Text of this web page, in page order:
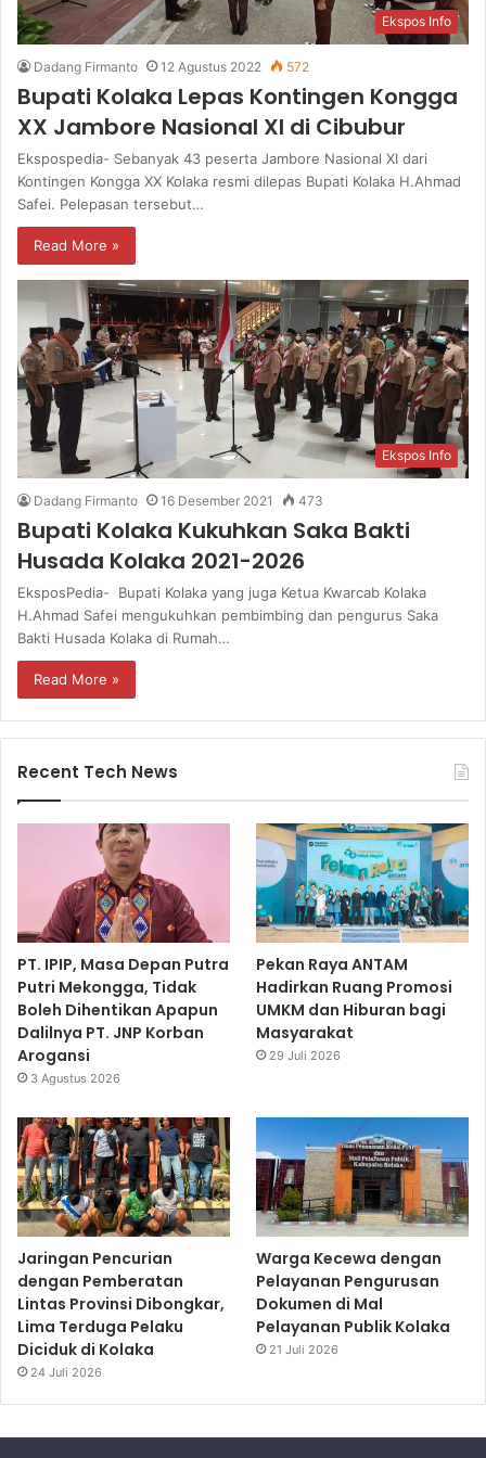
Ekspos Info
Dadang Firmanto 12 Agustus 2022 572
Bupati Kolaka Lepas Kontingen Kongga
XX Jambore Nasional XI di Cibubur
Ekspospedia- Sebanyak 43 peserta Jambore Nasional XI dari
Kontingen Kongga XX Kolaka resmi dilepas Bupati Kolaka H.Ahmad
Safei. Pelepasan tersebut…
Read More »
Ekspos Info
Dadang Firmanto 16 Desember 2021 473
Bupati Kolaka Kukuhkan Saka Bakti
Husada Kolaka 2021-2026
EksposPedia- Bupati Kolaka yang juga Ketua Kwarcab Kolaka
H.Ahmad Safei mengukuhkan pembimbing dan pengurus Saka
Bakti Husada Kolaka di Rumah…
Read More »
Recent Tech News
PT. IPIP, Masa Depan Putra
Putri Mekongga, Tidak
Boleh Dihentikan Apapun
Dalilnya PT. JNP Korban
Arogansi
3 Agustus 2026
Pekan Raya ANTAM
Hadirkan Ruang Promosi
UMKM dan Hiburan bagi
Masyarakat
29 Juli 2026
Jaringan Pencurian
dengan Pemberatan
Lintas Provinsi Dibongkar,
Lima Terduga Pelaku
Diciduk di Kolaka
24 Juli 2026
Warga Kecewa dengan
Pelayanan Pengurusan
Dokumen di Mal
Pelayanan Publik Kolaka
21 Juli 2026